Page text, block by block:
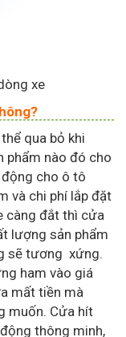
xe
qua bỏ khi
phẩm nào đó cho
cho ô tô
và chi phí lắp đặt
càng đắt thì cửa
lượng sản phẩm
sẽ tương xứng.
ham vào giá
mất tiền mà
muốn. Cửa hít
thông minh,